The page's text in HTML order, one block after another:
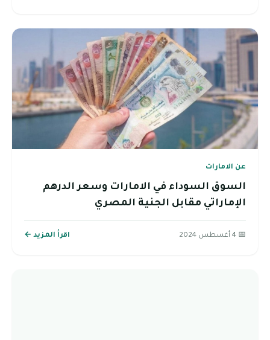
عن الامارات
السوق السوداء في الامارات وسعر الدرهم
الإماراتي مقابل الجنية المصري
📅 4 أغسطس 2024 اقرأ المزيد ←